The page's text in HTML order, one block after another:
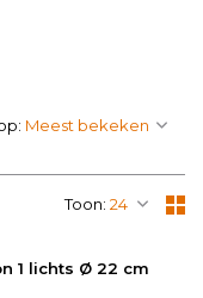
Toon:
1 lichts Ø 22 cm